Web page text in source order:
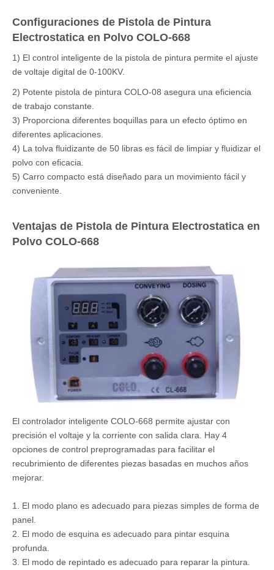
Configuraciones de Pistola de Pintura
Electrostatica en Polvo COLO-668
1) El control inteligente de la pistola de pintura permite el ajuste
de voltaje digital de 0-100KV.
2) Potente pistola de pintura COLO-08 asegura una eficiencia
de trabajo constante.
3) Proporciona diferentes boquillas para un efecto óptimo en
diferentes aplicaciones.
4) La tolva fluidizante de 50 libras es fácil de limpiar y fluidizar el
polvo con eficacia.
5) Carro compacto está diseñado para un movimiento fácil y
conveniente.
Ventajas de Pistola de Pintura Electrostatica en
Polvo COLO-668
El controlador inteligente COLO-668 permite ajustar con
precisión el voltaje y la corriente con salida clara. Hay 4
opciones de control preprogramadas para facilitar el
recubrimiento de diferentes piezas basadas en muchos años
mejorar.
1. El modo plano es adecuado para piezas simples de forma de
panel.
2. El modo de esquina es adecuado para pintar esquina
profunda.
3. El modo de repintado es adecuado para reparar la pintura.